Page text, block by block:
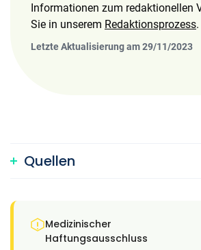
Informationen zum redaktionellen
Sie in unserem Redaktionsprozess.
Letzte Aktualisierung am 29/11/2023
Quellen
Medizinischer
Haftungsausschluss